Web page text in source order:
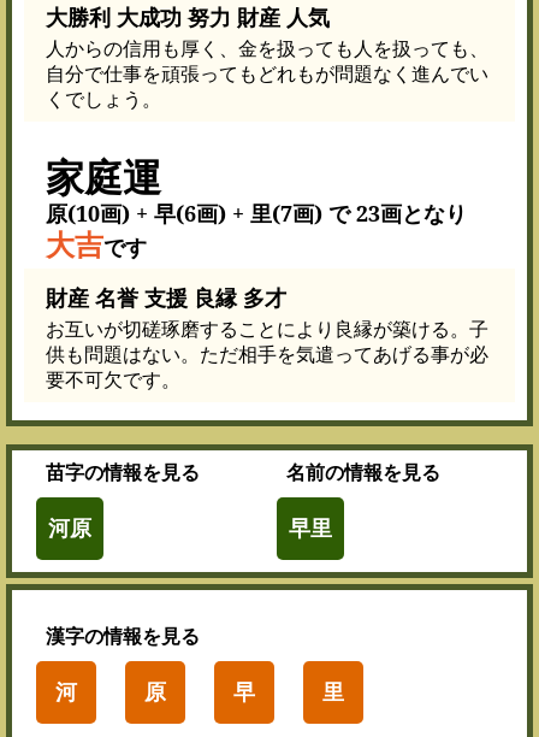
大勝利 大成功 努力 財産 人気
人からの信用も厚く、金を扱っても人を扱っても、
自分で仕事を頑張ってもどれもが問題なく進んでい
くでしょう。
家庭運
原(10画) + 早(6画) + 里(7画) で 23画となり
大吉です
財産 名誉 支援 良縁 多才
お互いが切磋琢磨することにより良縁が築ける。子
供も問題はない。ただ相手を気遣ってあげる事が必
要不可欠です。
苗字の情報を見る
河原
名前の情報を見る
早里
漢字の情報を見る
河 原 早 里